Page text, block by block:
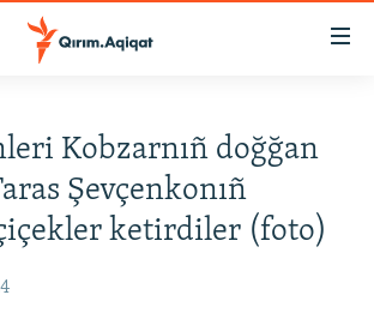
Kobzarnıñ doğğan
Şevçenkonıñ
ketirdiler (foto)